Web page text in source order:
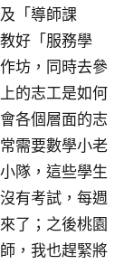
「導師課
好「服務學
坊，同時去參
的志工是如何
各個層面的志
需要數學小老
隊，這些學生
有考試，每週
了；之後桃園
，我也趕緊將